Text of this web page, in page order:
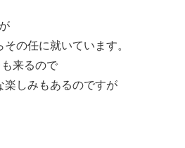
の任に就いています。
来るので
楽しみもあるのですが